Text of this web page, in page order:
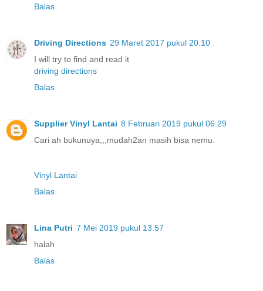
Balas
Driving Directions 29 Maret 2017 pukul 20.10
I will try to find and read it
driving directions
Balas
Supplier Vinyl Lantai 8 Februari 2019 pukul 06.29
Cari ah bukunuya,,,mudah2an masih bisa nemu.
Vinyl Lantai
Balas
Lina Putri 7 Mei 2019 pukul 13.57
halah
Balas